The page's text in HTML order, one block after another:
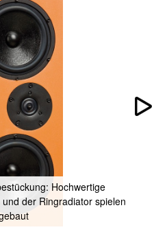
Hochwertige
der Ringradiator spielen